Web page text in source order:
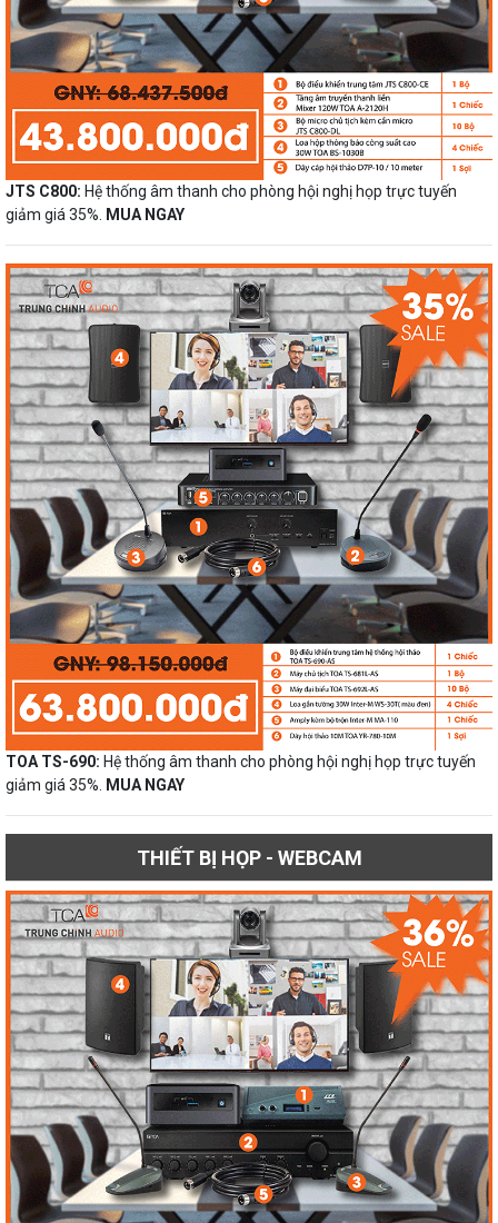
JTS C800: Hệ thống âm thanh cho phòng hội nghị họp trực tuyến
giảm giá 35%.
MUA NGAY
TOA TS-690: Hệ thống âm thanh cho phòng hội nghị họp trực tuyến
giảm giá 35%.
MUA NGAY
THIẾT BỊ HỌP - WEBCAM